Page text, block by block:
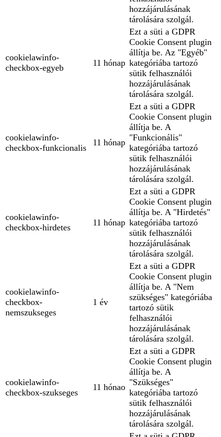
hozzájárulásának
tárolására szolgál.
cookielawinfo-
checkbox-egyeb
11 hónap
Ezt a süti a GDPR
Cookie Consent plugin
állítja be. Az "Egyéb"
kategóriába tartozó
sütik felhasználói
hozzájárulásának
tárolására szolgál.
cookielawinfo-
checkbox-funkcionalis
11 hónap
Ezt a süti a GDPR
Cookie Consent plugin
állítja be. A
"Funkcionális"
kategóriába tartozó
sütik felhasználói
hozzájárulásának
tárolására szolgál.
cookielawinfo-
checkbox-hirdetes
11 hónap
Ezt a süti a GDPR
Cookie Consent plugin
állítja be. A "Hirdetés"
kategóriába tartozó
sütik felhasználói
hozzájárulásának
tárolására szolgál.
cookielawinfo-
checkbox-
nemszukseges
1 év
Ezt a süti a GDPR
Cookie Consent plugin
állítja be. A "Nem
szükséges" kategóriába
tartozó sütik
felhasználói
hozzájárulásának
tárolására szolgál.
cookielawinfo-
checkbox-szukseges
11 hónao
Ezt a süti a GDPR
Cookie Consent plugin
állítja be. A
"Szükséges"
kategóriába tartozó
sütik felhasználói
hozzájárulásának
tárolására szolgál.